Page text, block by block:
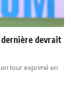
devrait
tour exprimé en